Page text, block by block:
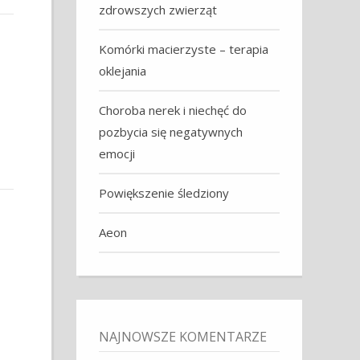
zdrowszych zwierząt
Komórki macierzyste – terapia
oklejania
Choroba nerek i niechęć do
pozbycia się negatywnych
emocji
Powiększenie śledziony
Aeon
NAJNOWSZE KOMENTARZE